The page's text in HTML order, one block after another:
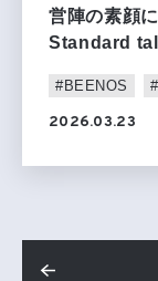
営陣の素顔
Standard
#BEENOS
2026.03.23